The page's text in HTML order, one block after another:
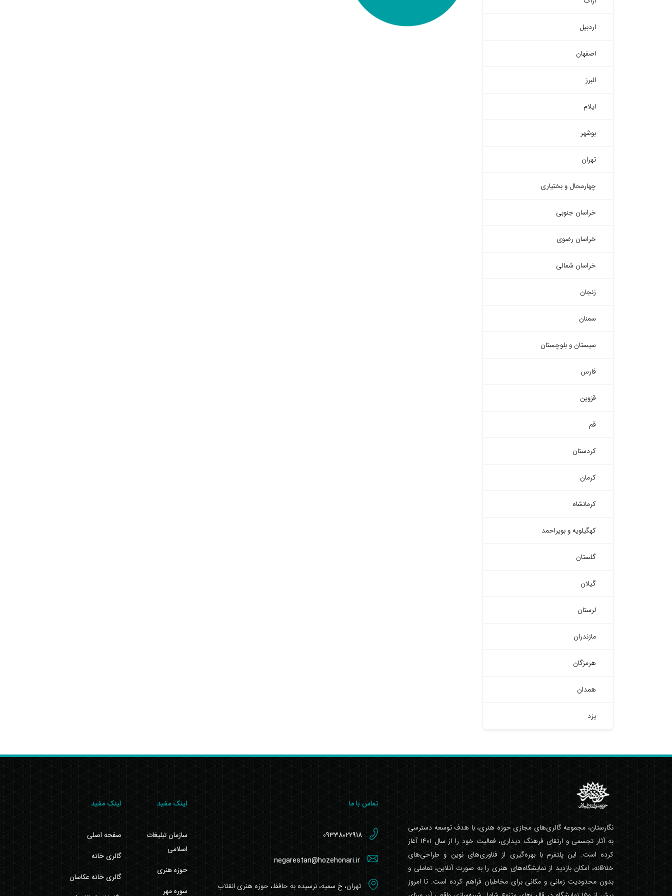
اردبیل
اصفهان
البرز
ایلام
بوشهر
تهران
چهارمحال و بختیاری
خراسان جنوبی
خراسان رضوی
خراسان شمالی
زنجان
سمنان
سیستان و بلوچستان
فارس
قزوین
قم
کردستان
کرمان
کرمانشاه
کهگیلویه و بویراحمد
گلستان
گیلان
لرستان
مازندران
هرمزگان
همدان
یزد
نگارستان، مجموعه گالری‌های مجازی حوزه هنری، با هدف توسعه دسترسی
به آثار تجسمی و ارتقای فرهنگ دیداری، فعالیت خود را از سال ۱۴۰۱ آغاز
کرده است. این پلتفرم با بهره‌گیری از فناوری‌های نوین و طراحی‌های
خلاقانه، امکان بازدید از نمایشگاه‌های هنری را به صورت آنلاین، تعاملی و
بدون محدودیت زمانی و مکانی برای مخاطبان فراهم کرده است. تا امروز
تماس با ما
09338022918
negarestan@hozehonari.ir
تهران، خ سمیه، نرسیده به حافظ، حوزه هنری انقلاب
لینک مفید
سازمان تبلیغات
اسلامی
حوزه هنری
سوره مهر
لینک مفید
صفحه اصلی
گالری خانه
گالری خانه عکاسان